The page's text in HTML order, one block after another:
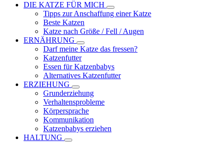
DIE KATZE FÜR MICH
Tipps zur Anschaffung einer Katze
Beste Katzen
Katze nach Größe / Fell / Augen
ERNÄHRUNG
Darf meine Katze das fressen?
Katzenfutter
Essen für Katzenbabys
Alternatives Katzenfutter
ERZIEHUNG
Grunderziehung
Verhaltensprobleme
Körpersprache
Kommunikation
Katzenbabys erziehen
HALTUNG